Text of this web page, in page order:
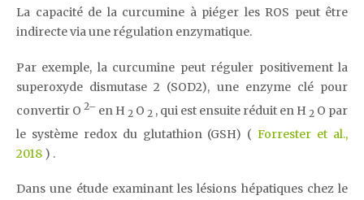
La capacité de la curcumine à piéger les ROS peut être
indirecte via une régulation enzymatique.
Par exemple, la curcumine peut réguler positivement la
superoxyde dismutase 2 (SOD2), une enzyme clé pour
convertir O 2– en H 2 O 2 , qui est ensuite réduit en H 2 O par
le système redox du glutathion (GSH) (Forrester et al.,
2018 ) .
Dans une étude examinant les lésions hépatiques chez le